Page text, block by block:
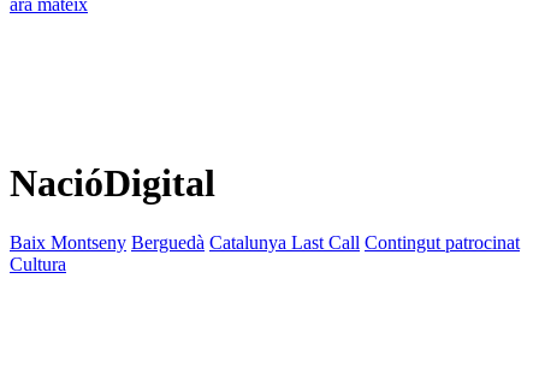
NacióDigital
Baix Montseny Berguedà Catalunya Last Call Contingut patrocinat
Cultura